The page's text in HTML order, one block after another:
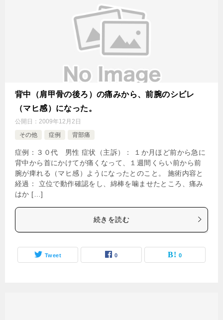
背中（肩甲骨の後ろ）の痛みから、前腕のシビレ
（マヒ感）になった。
公開日： 2009年12月2日
その他
症例 背部痛
症例：３０代 男性 症状（主訴）： １か月ほど前から急に
背中から首にかけてが痛くなって、１週間くらい前から前
腕が痺れる（マヒ感）ようになったとのこと。 施術内容と
経過： 立位で動作確認をし、綿棒を噛ませたところ、痛み
はか […]
続きを読む
Tweet 0 0